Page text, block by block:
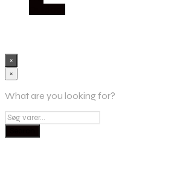
×
×
What are you looking for?